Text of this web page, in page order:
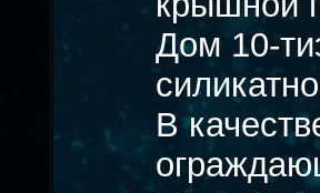
Дом 10-
В